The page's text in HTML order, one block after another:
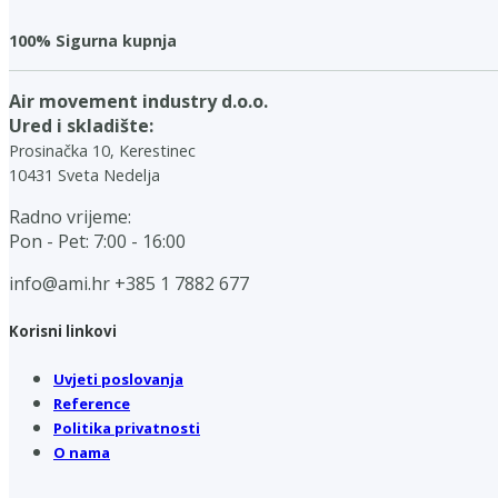
100% Sigurna kupnja
Air movement industry d.o.o.
Ured i skladište:
Prosinačka 10, Kerestinec
10431 Sveta Nedelja
Radno vrijeme:
Pon - Pet: 7:00 - 16:00
info@ami.hr +385 1 7882 677
Korisni linkovi
Uvjeti poslovanja
Reference
Politika privatnosti
O nama